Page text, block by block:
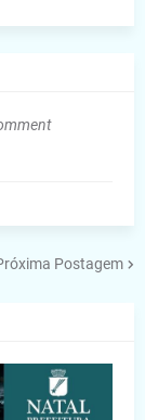
Postagem